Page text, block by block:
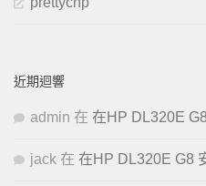
近期迴響
admin 在 在HP DL320E
jack 在 在HP DL320E G8